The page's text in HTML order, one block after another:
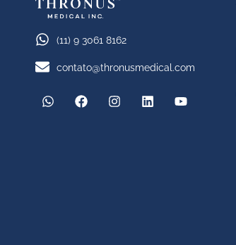
(11) 9 3061 8162
contato@thronusmedical.com